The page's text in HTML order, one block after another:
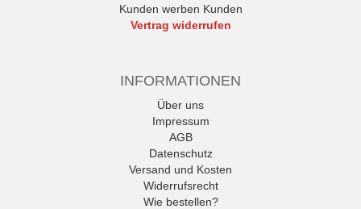
Kunden werben Kunden
Vertrag widerrufen
INFORMATIONEN
Über uns
Impressum
AGB
Datenschutz
Versand und Kosten
Widerrufsrecht
Wie bestellen?